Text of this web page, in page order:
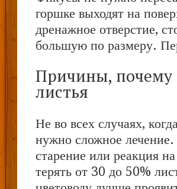
горшке выходят на
дренажное отверстие,
большую по размеру.
Причины, почему
листья
Не во всех случаях,
нужно сложное лечение.
старение или реакция
терять от 30 до 50%